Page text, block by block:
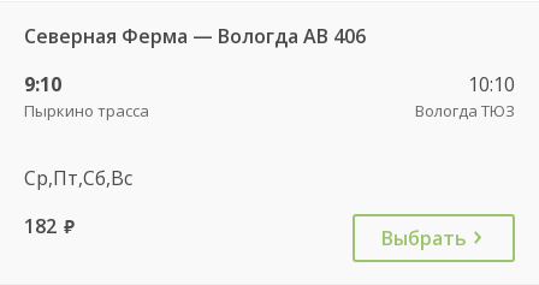
Северная Ферма — Вологда АВ 406
9:10
Пыркино трасса
10:10
Вологда ТЮЗ
Ср,Пт,Сб,Вс
182 руб. Выбрать